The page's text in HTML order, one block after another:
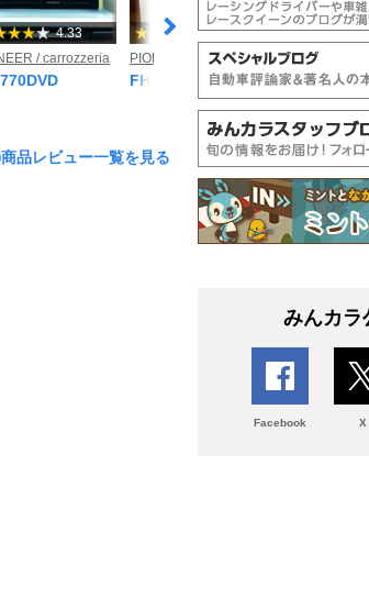
4.33
/ carrozzeria
4.52
PIONEER / carrozzeria
FH-8500DVS
PIONEER /
DEH-P710
品レビュー一覧を見る
みんカラ
Facebook X